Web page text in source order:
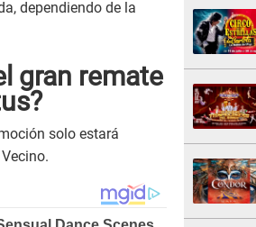
dependiendo de la
gran remate
solo estará